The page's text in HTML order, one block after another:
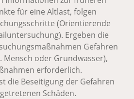
für eine Altlast, folgen
(Orientierende
Ergeben die
Gefahren
Mensch oder Grundwasser),
erforderlich.
die Beseitigung der Gefahren
Schäden.